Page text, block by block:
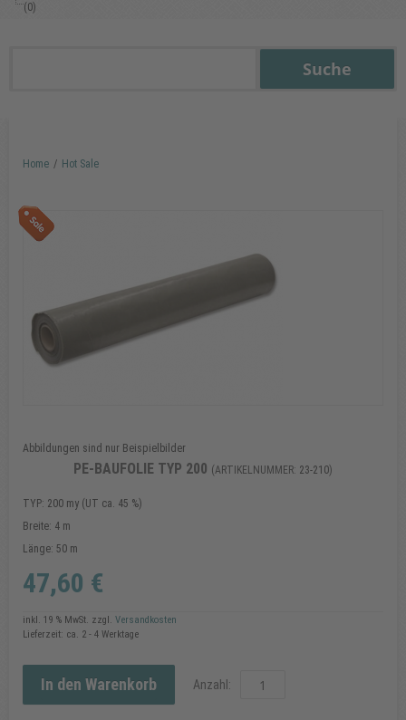
(0)
Home / Hot Sale
Abbildungen sind nur Beispielbilder
PE-BAUFOLIE TYP 200 (ARTIKELNUMMER: 23-210)
TYP: 200 my (UT ca. 45 %)
Breite: 4 m
Länge: 50 m
47,60 €
inkl. 19 % MwSt. zzgl. Versandkosten
Lieferzeit: ca. 2 - 4 Werktage
In den Warenkorb Anzahl: